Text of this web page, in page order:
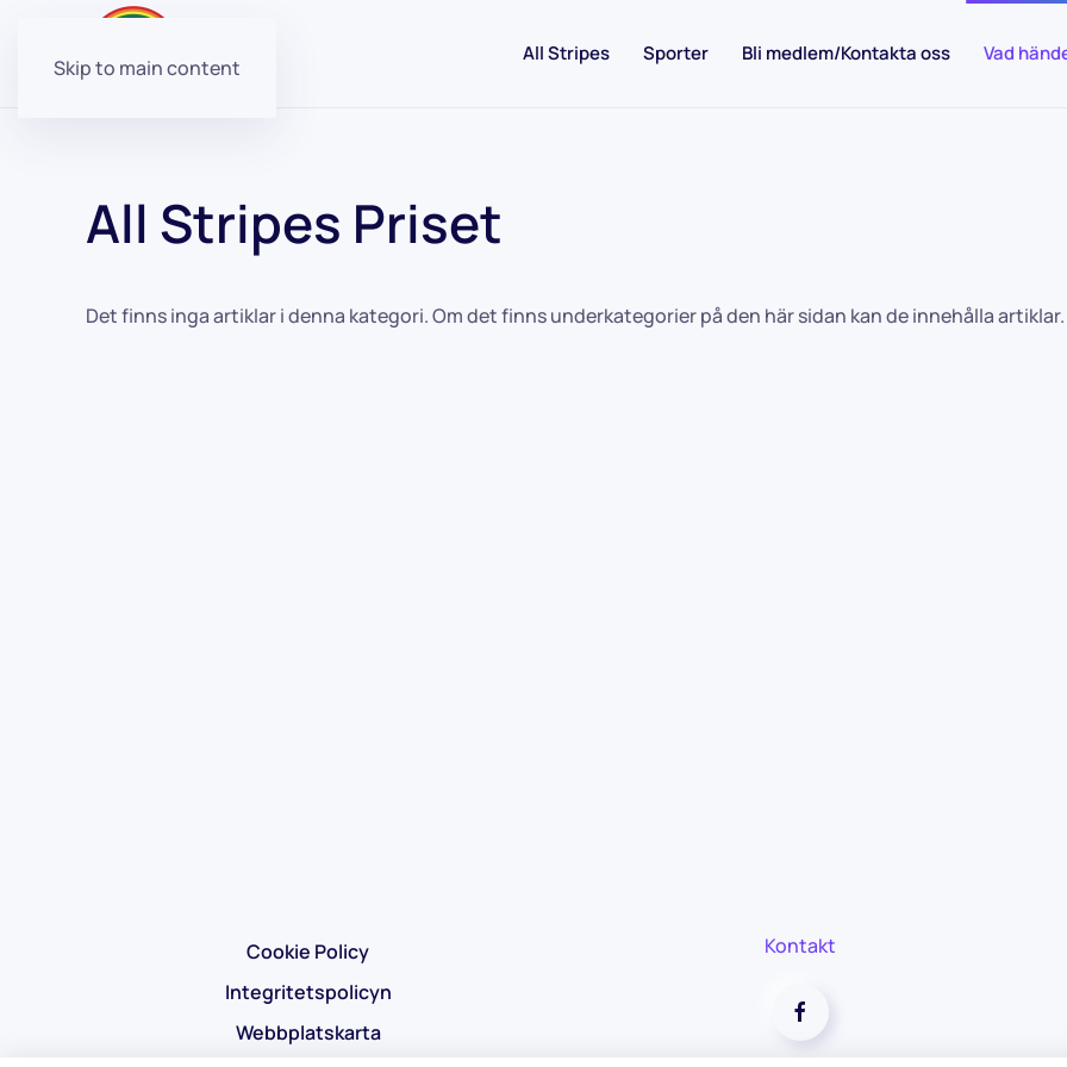
Skip to main content
All Stripes Sporter Bli medlem/Kontakta oss Vad
All Stripes Priset
Det finns inga artiklar i denna kategori. Om det finns underkategorier på den här sidan kan de innehålla artiklar.
Cookie Policy
Integritetspolicyn
Webbplatskarta
Kontakt